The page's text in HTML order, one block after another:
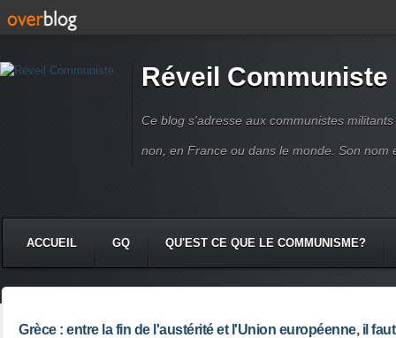
Réveil Communiste
Ce blog s'adresse aux communistes
non, en France ou dans le monde. Son nom
ACCUEIL GQ QU'EST CE QUE LE COMMUNISME?
Grèce : entre la fin de l'austérité et l'Union européenne, il